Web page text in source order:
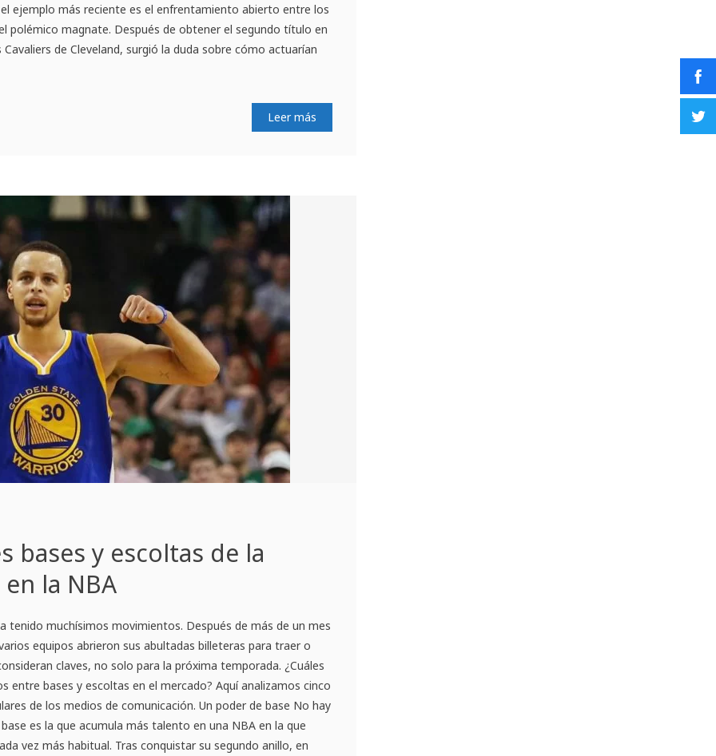
ejemplo más reciente es el enfrentamiento abierto entre los
polémico magnate. Después de obtener el segundo título en
de Cleveland, surgió la duda sobre cómo actuarían
Leer más
bases y escoltas de la
la NBA
tenido muchísimos movimientos. Después de más de un mes
equipos abrieron sus abultadas billeteras para traer o
claves, no solo para la próxima temporada. ¿Cuáles
entre bases y escoltas en el mercado? Aquí analizamos cinco
de los medios de comunicación. Un poder de base No hay
es la que acumula más talento en una NBA en la que
vez más habitual. Tras conquistar su segundo anillo, en